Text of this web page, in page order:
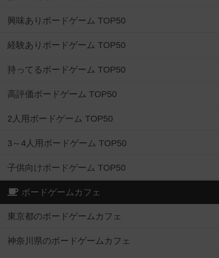
興味ありボードゲーム TOP50
経験ありボードゲーム TOP50
持ってるボードゲーム TOP50
高評価ボードゲーム TOP50
2人用ボードゲーム TOP50
3～4人用ボードゲーム TOP50
子供向けボードゲーム TOP50
ボードゲームカフェ
東京都のボードゲームカフェ
神奈川県のボードゲームカフェ